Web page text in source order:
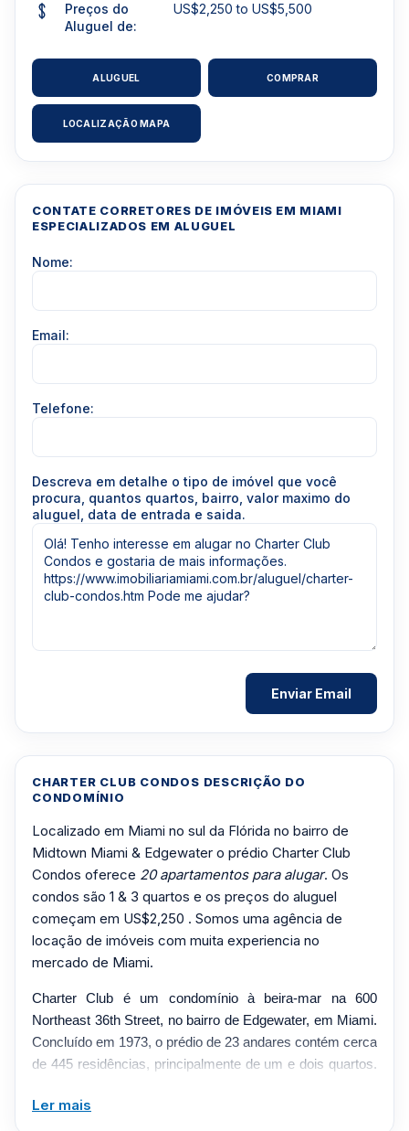
Preços do
Aluguel de:
US$2,250 to US$5,500
ALUGUEL COMPRAR
LOCALIZAÇÃO MAPA
CHARTER CLUB CONDOS DESCRIÇÃO DO
CONDOMÍNIO
Localizado em Miami no sul da Flórida no bairro de
Midtown Miami & Edgewater o prédio Charter Club
Condos oferece 20 apartamentos para alugar. Os
condos são 1 & 3 quartos e os preços do aluguel
começam em US$2,250 . Somos uma agência de
locação de imóveis com muita experiencia no
mercado de Miami.
Charter Club é um condomínio à beira-mar na 600
Northeast 36th Street, no bairro de Edgewater, em Miami.
Concluído em 1973, o prédio de 23 andares contém cerca
de 445 residências, principalmente de um e dois quartos.
Biscayne e as vistas do horizonte, enquanto a
Ler mais
CONTATE CORRETORES DE IMÓVEIS EM MIAMI
ESPECIALIZADOS EM ALUGUEL
Nome:
Email:
Telefone:
Descreva em detalhe o tipo de imóvel que você
procura, quantos quartos, bairro, valor maximo do
aluguel, data de entrada e saida.